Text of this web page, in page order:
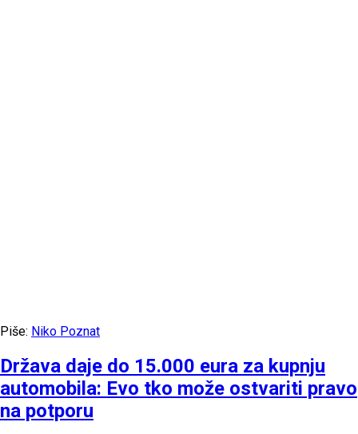
Piše: Niko Poznat
Država daje do 15.000 eura za kupnju
automobila: Evo tko može ostvariti pravo
na potporu